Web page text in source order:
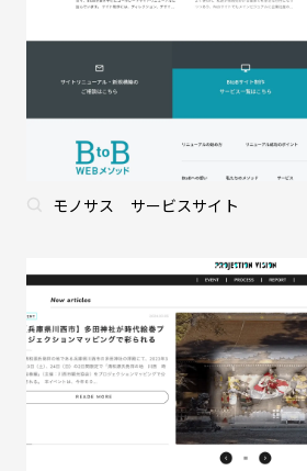
モノサス サービスサイト